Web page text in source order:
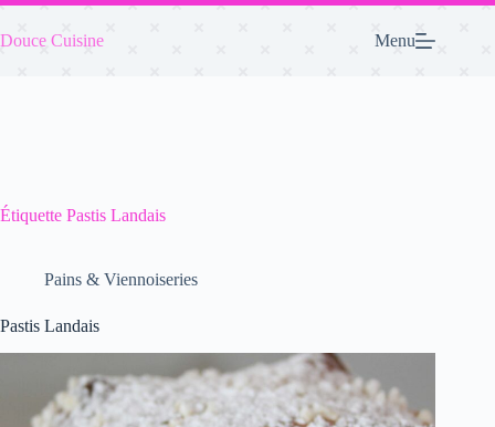
Passer
contenu
Douce Cuisine Menu
Étiquette Pastis Landais
Pains & Viennoiseries
Pastis Landais